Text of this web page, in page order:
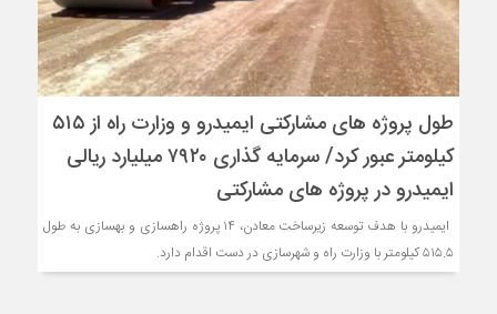
طول پروژه های مشارکتی ایمیدرو و وزارت راه از ۵۱۵
کیلومتر عبور کرد/ سرمایه گذاری ۷۹۲۰ میلیارد ریالی
ایمیدرو در پروژه های مشارکتی
ایمیدرو با هدف توسعه زیرساخت معادن، ۱۴ پروژه راهسازی و بهسازی به طول
۵۱۵.۵ کیلومتر با وزارت راه و شهرسازی در دست اقدام دارد.